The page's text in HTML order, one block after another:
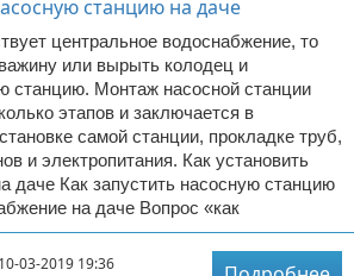
центральное водоснабжение, то
или вырыть колодец и
станцию. Монтаж насосной станции
этапов и заключается в
самой станции, прокладке труб,
и электропитания. Как установить
даче Как запустить насосную станцию
на даче Вопрос «как
10-03-2019 19:36